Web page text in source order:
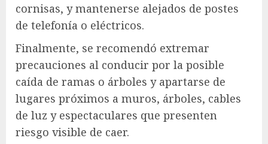
cornisas, y mantenerse alejados de postes
de telefonía o eléctricos.
Finalmente, se recomendó extremar
precauciones al conducir por la posible
caída de ramas o árboles y apartarse de
lugares próximos a muros, árboles, cables
de luz y espectaculares que presenten
riesgo visible de caer.